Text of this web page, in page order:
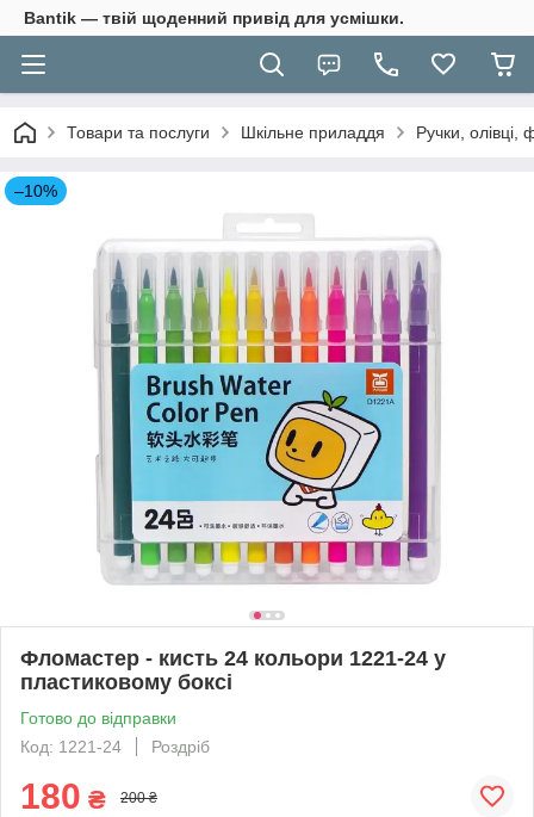
Bantik — твій щоденний привід для усмішки.
Товари та послуги Шкільне приладдя Ручки,
–10%
Фломастер - кисть 24 кольори 1221-24 у
пластиковому боксі
Готово до відправки
Код: 1221-24
Роздріб
180 ₴ 200 ₴